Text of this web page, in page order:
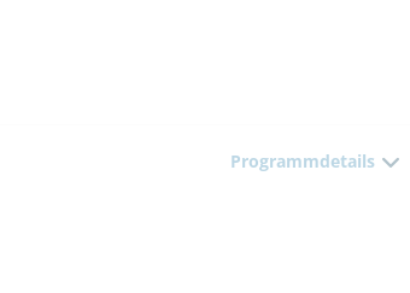
Programmdetails